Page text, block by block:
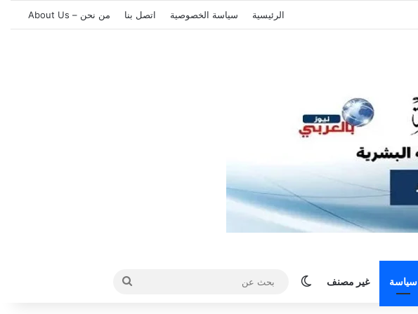
الرئيسية سياسة الخصوصية اتصل بنا من نحن – About Us
سياسة غير مصنف الوضع المظلم
بحث